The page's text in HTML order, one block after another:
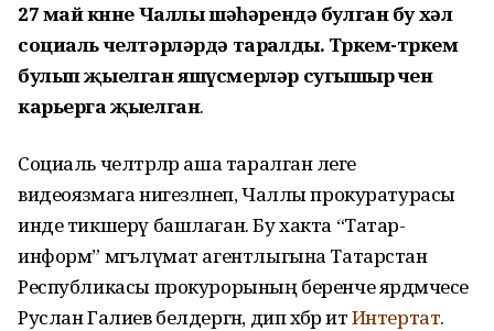
27 май көнне Чаллы шәһәрендә булган бу хәл
социаль челтәрләрдә таралды. Төркем-төркем
булып җыелган яшүсмерләр сугышыр өчен
карьерга җыелган.
Социаль челтәрләр аша таралган әлеге
видеоязмага нигезләнеп, Чаллы прокуратурасы
инде тикшерү башлаган. Бу хакта “Татар-
информ” мәгълүмат агентлыгына Татарстан
Республикасы прокурорының беренче ярдәмчесе
Руслан Галиев белдергән, дип хәбәр итәИнтертат.